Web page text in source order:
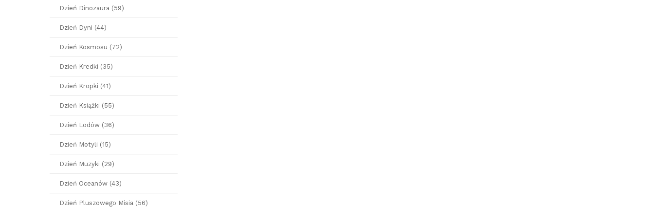
Dzień Dinozaura (59)
Dzień Dyni (44)
Dzień Kosmosu (72)
Dzień Kredki (35)
Dzień Kropki (41)
Dzień Książki (55)
Dzień Lodów (36)
Dzień Motyli (15)
Dzień Muzyki (29)
Dzień Oceanów (43)
Dzień Pluszowego Misia (56)